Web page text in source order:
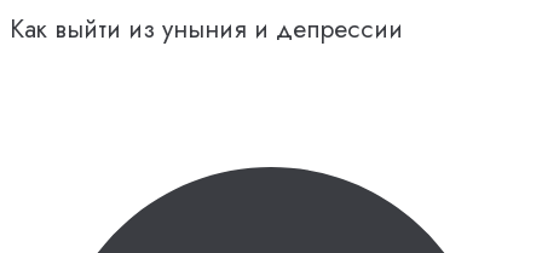
Как выйти из уныния и депрессии